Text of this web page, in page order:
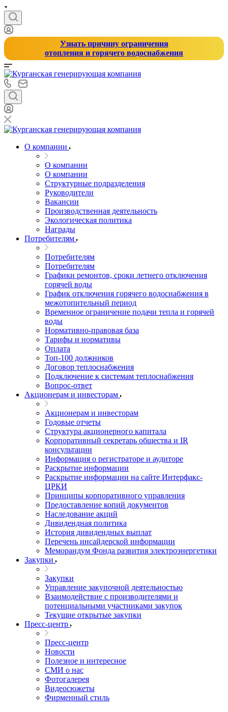
Узнать причину ограничения
отопления и горячего водоснабжения
О компании
О компании
О компании
Структурные подразделения
Руководители
Вакансии
Производственная деятельность
Экологическая политика
Награды
Потребителям
Потребителям
Потребителям
Графики ремонтов, сроки летнего отключения
горячей воды
График отключения горячего водоснабжения в
межотопительный период
Временное ограничение подачи тепла и горячей
воды
Нормативно-правовая база
Тарифы и нормативы
Оплата
Топ-100 должников
Договор теплоснабжения
Подключение к системам теплоснабжения
Вопрос-ответ
Акционерам и инвесторам
Акционерам и инвесторам
Годовые отчеты
Структура акционерного капитала
Корпоративный секретарь общества и IR
консультации
Информация о регистраторе и аудиторе
Раскрытие информации
Раскрытие информации на сайте Интерфакс-
ЦРКИ
Принципы корпоративного управления
Предоставление копий документов
Наследование акций
Дивидендная политика
История дивидендных выплат
Перечень инсайдерской информации
Меморандум Фонда развития электроэнергетики
Закупки
Закупки
Управление закупочной деятельностью
Взаимодействие с производителями и
потенциальными участниками закупок
Текущие открытые закупки
Пресс-центр
Пресс-центр
Новости
Полезное и интересное
СМИ о нас
Фотогалерея
Видеосюжеты
Фирменный стиль